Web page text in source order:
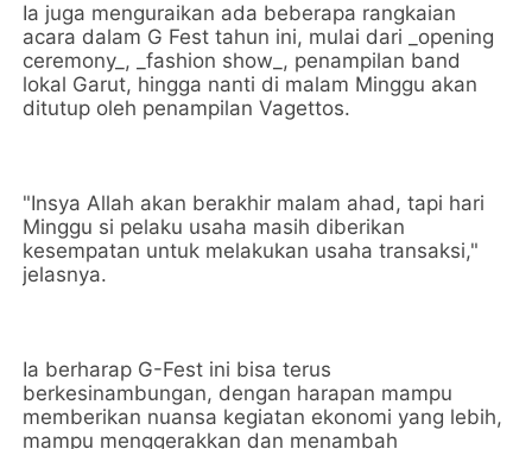
Ia juga menguraikan ada beberapa rangkaian
acara dalam G Fest tahun ini, mulai dari _opening
ceremony_, _fashion show_, penampilan band
lokal Garut, hingga nanti di malam Minggu akan
ditutup oleh penampilan Vagettos.
"Insya Allah akan berakhir malam ahad, tapi hari
Minggu si pelaku usaha masih diberikan
kesempatan untuk melakukan usaha transaksi,"
jelasnya.
Ia berharap G-Fest ini bisa terus
berkesinambungan, dengan harapan mampu
memberikan nuansa kegiatan ekonomi yang lebih,
mampu menggerakkan dan menambah